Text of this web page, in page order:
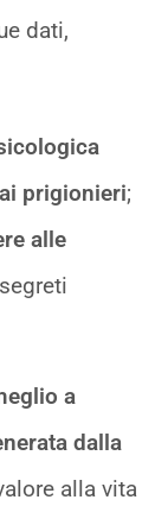
dati,
prigionieri;
alle
a
dalla
alla vita